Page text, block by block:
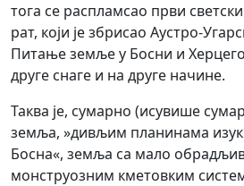
тога се распламсао први
рат, који је збрисао Аустро-
Питање земље у Босни и
друге снаге и на друге начине.
Таква је, сумарно (исувише
земља, »дивљим планинама
Босна«, земља са мало
монструозним кметовким